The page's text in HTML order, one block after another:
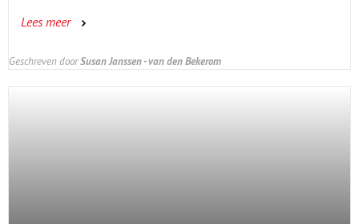
Lees meer
Geschreven doorSusan Janssen - van den Bekerom